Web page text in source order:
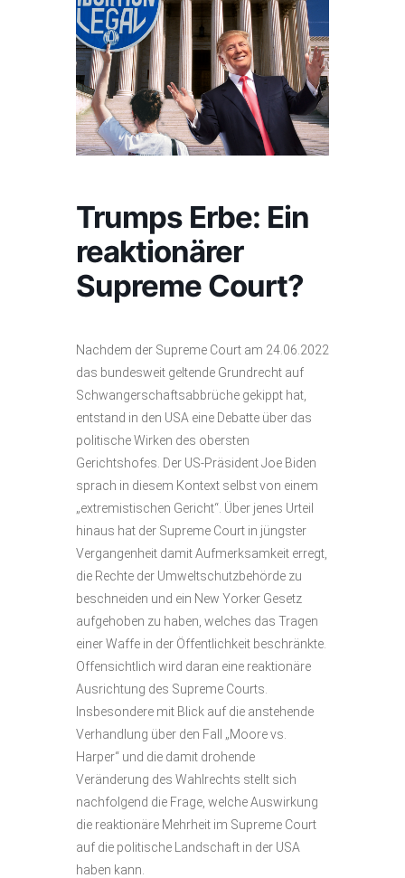
Trumps Erbe: Ein
reaktionärer
Supreme Court?
Nachdem der Supreme Court am 24.06.2022
das bundesweit geltende Grundrecht auf
Schwangerschaftsabbrüche gekippt hat,
entstand in den USA eine Debatte über das
politische Wirken des obersten
Gerichtshofes. Der US-Präsident Joe Biden
sprach in diesem Kontext selbst von einem
„extremistischen Gericht“. Über jenes Urteil
hinaus hat der Supreme Court in jüngster
Vergangenheit damit Aufmerksamkeit erregt,
die Rechte der Umweltschutzbehörde zu
beschneiden und ein New Yorker Gesetz
aufgehoben zu haben, welches das Tragen
einer Waffe in der Öffentlichkeit beschränkte.
Offensichtlich wird daran eine reaktionäre
Ausrichtung des Supreme Courts.
Insbesondere mit Blick auf die anstehende
Verhandlung über den Fall „Moore vs.
Harper“ und die damit drohende
Veränderung des Wahlrechts stellt sich
nachfolgend die Frage, welche Auswirkung
die reaktionäre Mehrheit im Supreme Court
auf die politische Landschaft in der USA
haben kann.